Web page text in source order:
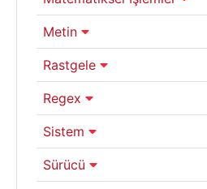
Metin
Rastgele
Regex
Sistem
Sürücü